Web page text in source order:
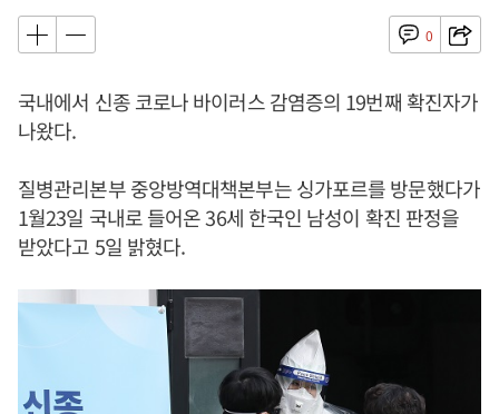
0
국내에서 신종 코로나 바이러스 감염증의 19번째 확진자가
나왔다.
질병관리본부 중앙방역대책본부는 싱가포르를 방문했다가
1월23일 국내로 들어온 36세 한국인 남성이 확진 판정을
받았다고 5일 밝혔다.